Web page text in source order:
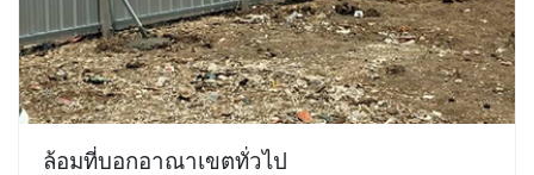
ล้อมที่บอกอาณาเขตทั่วไป